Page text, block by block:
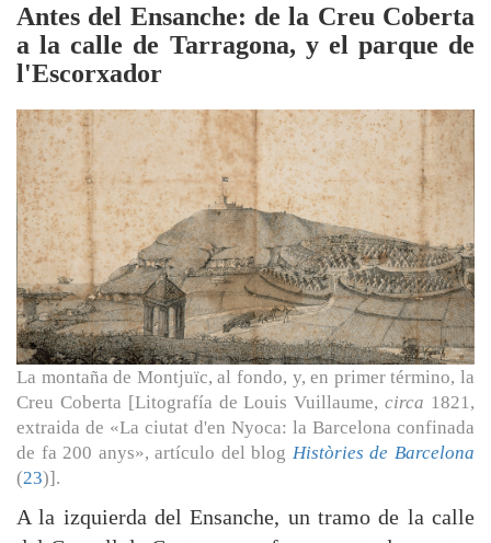
Antes del Ensanche: de la Creu Coberta
a la calle de Tarragona, y el parque de
l'Escorxador
La montaña de Montjuïc, al fondo, y, en primer término, la
Creu Coberta [Litografía de Louis Vuillaume,circa 1821,
extraida de «La ciutat d'en Nyoca: la Barcelona confinada
de fa 200 anys», artículo del blog Històries de Barcelona
(23)].
A la izquierda del Ensanche, un tramo de la calle